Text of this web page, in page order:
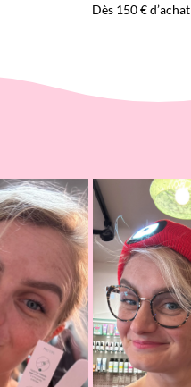
Dès 150 € d’achat